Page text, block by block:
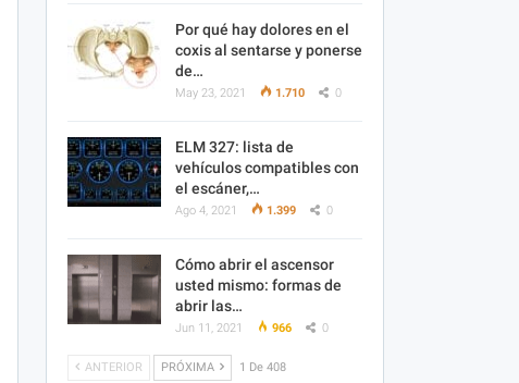
Por qué hay dolores en el
coxis al sentarse y ponerse
de…
May 23, 2021 1.710 0
ELM 327: lista de
vehículos compatibles con
el escáner,…
Ago 4, 2021 1.399 0
Cómo abrir el ascensor
usted mismo: formas de
abrir las…
Jun 11, 2021 966 0
ANTERIOR PRÓXIMA 1 De 408